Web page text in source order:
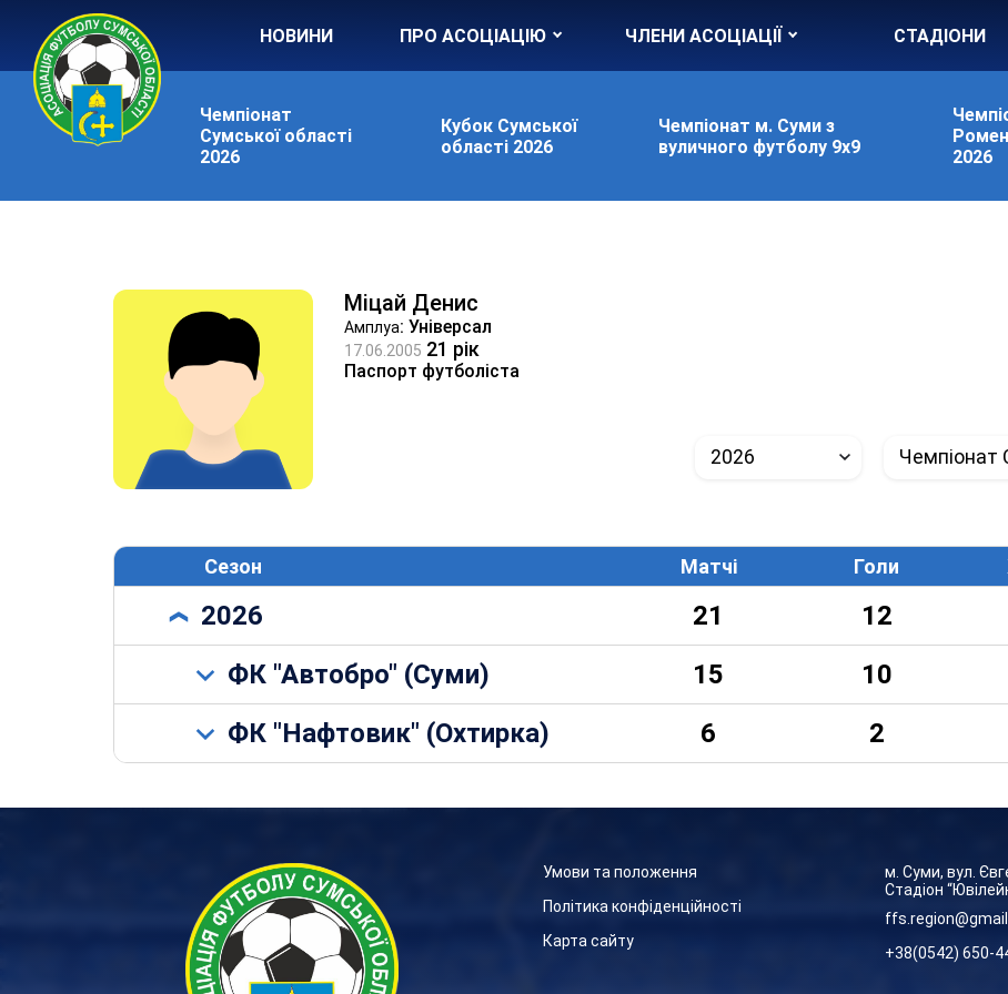
НОВИНИ ПРО АСОЦІАЦІЮ ЧЛЕНИ АСОЦІАЦІЇ СТАДІОНИ
Чемпіонат
Сумської області
2026
Кубок Сумської
області 2026
Чемпіонат м. Суми з
вуличного футболу 9х9
2026
Міцай Денис
Амплуа: Універсал
17.06.2005 21 рік
Паспорт футболіста
2026 Чемпіонат
Сезон Матчі Голи
2026 21 12
ФК "Автобро" (Суми)
15 10
ФК "Нафтовик" (Охтирка)
6 2
Умови та положення
Політика конфіденційності
Карта сайту
м. Суми, вул.
Стадіон
+38(0542) 650-